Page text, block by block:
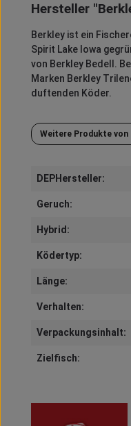
Hersteller
Berkleyist ein
Spirit Lake Iowa
von Berkley Bedell .
Marken Berkley
duftenden Köder.
Weitere Produkte von
DEPHersteller:
Geruch:
Hybrid:
Ködertyp:
Länge:
Verhalten:
Verpackungsinhalt:
Zielfisch: